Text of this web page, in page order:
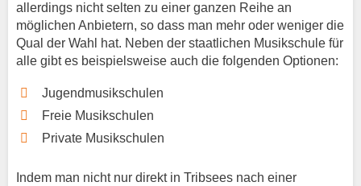
allerdings nicht selten zu einer ganzen Reihe an
möglichen Anbietern, so dass man mehr oder weniger die
Qual der Wahl hat. Neben der staatlichen Musikschule für
alle gibt es beispielsweise auch die folgenden Optionen:
Jugendmusikschulen
Freie Musikschulen
Private Musikschulen
Indem man nicht nur direkt in Tribsees nach einer